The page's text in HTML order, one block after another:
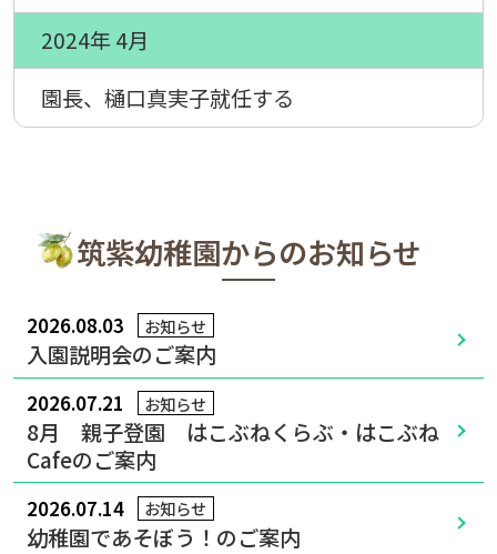
2024年 4月
園長、樋口真実子就任する
筑紫幼稚園からのお知らせ
2026.08.03 お知らせ
入園説明会のご案内
2026.07.21 お知らせ
8月 親子登園 はこぶねくらぶ・はこぶね
Cafeのご案内
2026.07.14 お知らせ
幼稚園であそぼう！のご案内